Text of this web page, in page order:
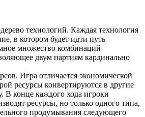
технологий. Каждая технология
в котором будет идти путь
множество комбинаций
двум партиям кардинально
Игра отличается экономической
ресурсы конвертируются в другие
В конце каждого хода игроки
ресурсы, но только одного типа,
продумывания следующего